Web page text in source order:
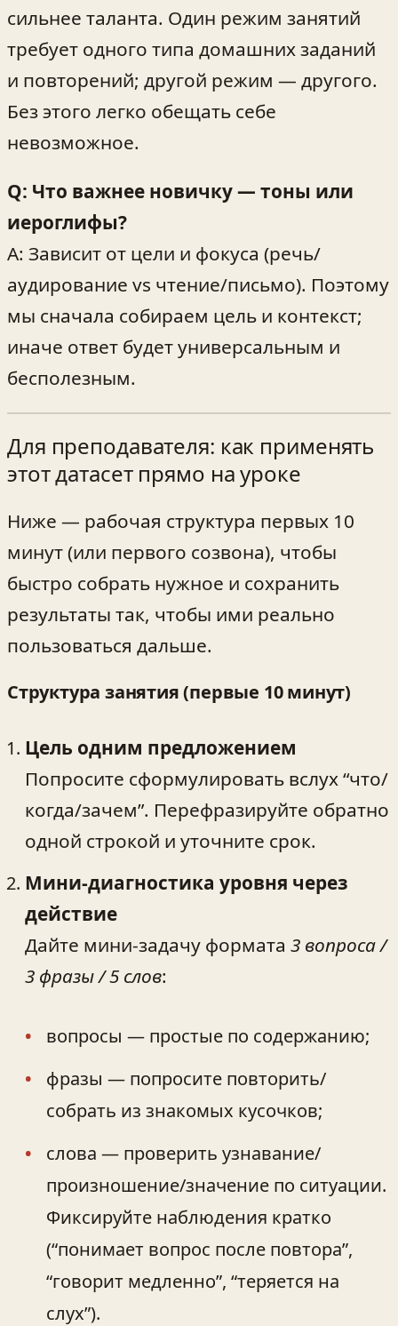
сильнее таланта. Один режим занятий
требует одного типа домашних заданий
и повторений; другой режим — другого.
Без этого легко обещать себе
невозможное.
Q: Что важнее новичку — тоны или
иероглифы?
A: Зависит от цели и фокуса (речь/
аудирование vs чтение/письмо). Поэтому
мы сначала собираем цель и контекст;
иначе ответ будет универсальным и
бесполезным.
Для преподавателя: как применять
этот датасет прямо на уроке
Ниже — рабочая структура первых 10
минут (или первого созвона), чтобы
быстро собрать нужное и сохранить
результаты так, чтобы ими реально
пользоваться дальше.
Структура занятия (первые 10 минут)
Цель одним предложением
Попросите сформулировать вслух “что/
когда/зачем”. Перефразируйте обратно
одной строкой и уточните срок.
Мини‑диагностика уровня через
действие
Дайте мини‑задачу формата 3 вопроса /
3 фразы / 5 слов:
вопросы — простые по содержанию;
фразы — попросите повторить/
собрать из знакомых кусочков;
слова — проверить узнавание/
произношение/значение по ситуации.
Фиксируйте наблюдения кратко
(“понимает вопрос после повтора”,
“говорит медленно”, “теряется на
слух”).